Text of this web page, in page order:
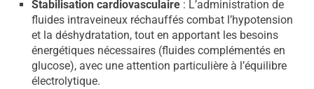
Stabilisation cardiovasculaire : L’administration de
fluides intraveineux réchauffés combat l’hypotension
et la déshydratation, tout en apportant les besoins
énergétiques nécessaires (fluides complémentés en
glucose), avec une attention particulière à l’équilibre
électrolytique.